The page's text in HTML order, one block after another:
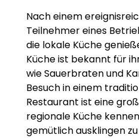
Nach einem
Teilnehmer eines
die lokale Küche
Küche ist bekannt für
wie Sauerbraten und
Besuch in einem
Restaurant ist eine
regionale Küche
gemütlich ausklingen zu